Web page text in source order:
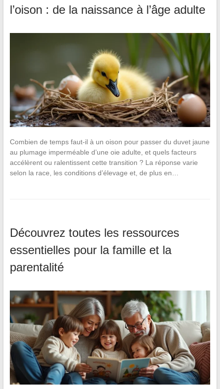
l’oison : de la naissance à l’âge adulte
Combien de temps faut-il à un oison pour passer du duvet jaune
au plumage imperméable d’une oie adulte, et quels facteurs
accélèrent ou ralentissent cette transition ? La réponse varie
selon la race, les conditions d’élevage et, de plus en…
Découvrez toutes les ressources
essentielles pour la famille et la
parentalité